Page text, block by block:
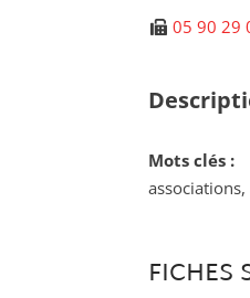
05 90 29
Mots clés :
FICHES